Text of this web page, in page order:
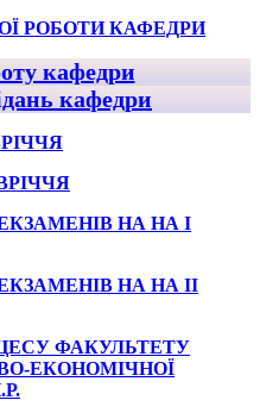
РОБОТИ КАФЕДРИ
кафедри
кафедри
НА НА І
НА НА ІІ
ФАКУЛЬТЕТУ
ЕКОНОМІЧНОЇ